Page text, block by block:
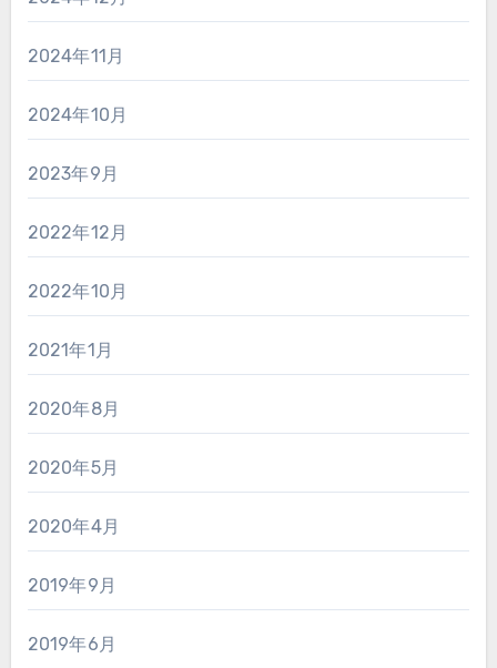
2024年11月
2024年10月
2023年9月
2022年12月
2022年10月
2021年1月
2020年8月
2020年5月
2020年4月
2019年9月
2019年6月